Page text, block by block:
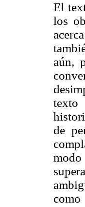
El
los
aún,
texto
de